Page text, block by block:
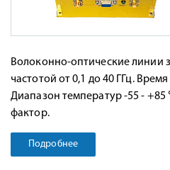
Волоконно-оптические линии
частотой от 0,1 до 40 ГГц.
Диапазон температур -55 -
фактор.
Подробнее